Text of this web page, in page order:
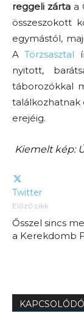
reggeli zárta a
összeszokott
egymástól,
ATörzsasztal
nyitott,
táborozókkal
találkozhatnak
erejéig.
Kiemelt kép:
Twitter
Előző cikk
Ősszel sincs
a Kerekdomb